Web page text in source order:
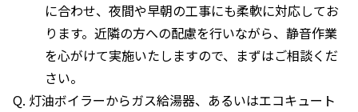
に合わせ、夜間や早朝の工事にも柔軟に対応してお
ります。近隣の方への配慮を行いながら、静音作業
を心がけて実施いたしますので、まずはご相談くだ
さい。
Q. 灯油ボイラーからガス給湯器、あるいはエコキュート